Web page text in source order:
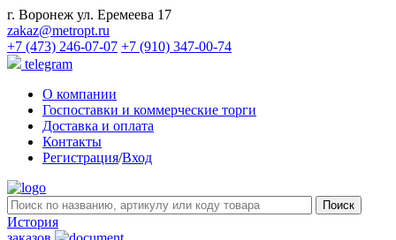
г. Воронеж ул. Еремеева 17
zakaz@metropt.ru
+7 (473) 246-07-07 +7 (910) 347-00-74
telegram
О компании
Госпоставки и коммерческие торги
Доставка и оплата
Контакты
Регистрация/Вход
История